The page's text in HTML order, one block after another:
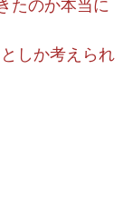
たのか本当に
しか考えられ